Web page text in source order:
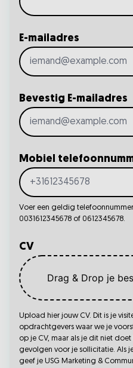
E-mailadres
Bevestig E-mailadres
Mobiel
Voer een geldig telefoonnummer
0031612345678 of 0612345678.
CV
Drag & Drop je
Upload hier jouw CV. Dit is je
opdrachtgevers waar we je
op je CV, maar als je dit niet
gevolgen voor je sollicitatie. Als
geef je USG Marketing &